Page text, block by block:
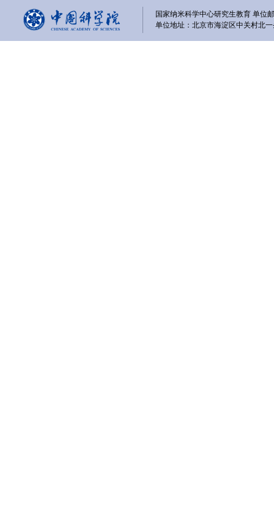
国家纳米科学中心研究生教育 单位
单位地址：北京市海淀区中关村北